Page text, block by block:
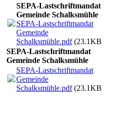
SEPA-Lastschriftmandat
Gemeinde Schalksmühle
SEPA-Lastschriftmandat
Gemeinde
Schalksmühle.pdf(23.1KB)
SEPA-Lastschriftmandat
Gemeinde Schalksmühle
SEPA-Lastschriftmandat
Gemeinde
Schalksmühle.pdf(23.1KB)